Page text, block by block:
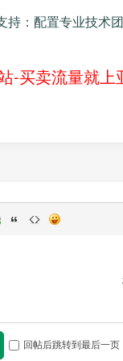
持：配置专业技术
-买卖流量就
回帖后跳转到最后一页